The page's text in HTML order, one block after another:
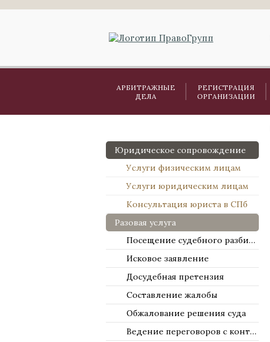
АРБИТРАЖНЫЕ
ДЕЛА
РЕГИСТРАЦИЯ
ОРГАНИЗАЦИИ
Юридическое сопровождение
Услуги физическим лицам
Услуги юридическим лицам
Консультация юриста в СПб
Разовая услуга
Посещение судебного разбирательства
Исковое заявление
Досудебная претензия
Составление жалобы
Обжалование решения суда
Ведение переговоров с контрагентами